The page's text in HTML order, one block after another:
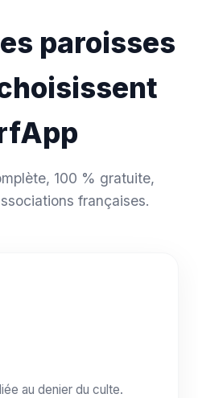
paroisses
100 % gratuite,
françaises.
au denier du culte.